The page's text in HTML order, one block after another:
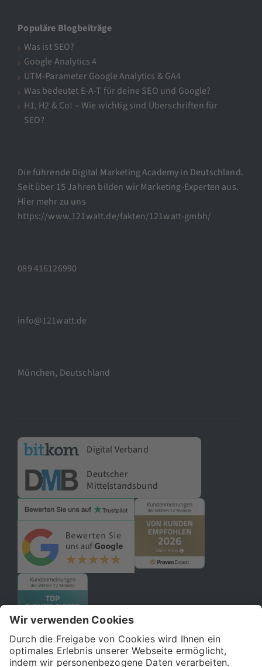
Populäre Blogbeiträge
Was ist SEO?
Google Analytics 4
UTM-Parameter Google Analytics & GA4
Was bedeutet E-A-T für deine SEO und Google?
H1, H2 & Co! – Wie wichtig sind Überschriften für
SEO?
Die führende Digital Marketing Academy in Deutschland.
Seit über 15 Jahren bilden wir Marketing-Experten aus.
Hier mehr zu uns
https://www.121watt.de/fakten/121watt-gmbh/
089 416126990
info@121watt.de
München, Deutschland
Digital Verband
Deutscher
Mittelstandsbund